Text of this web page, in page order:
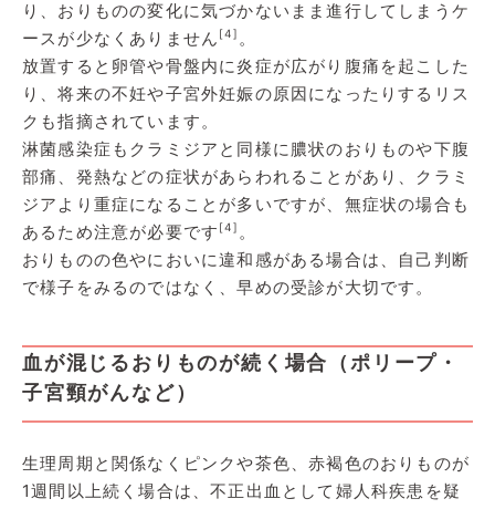
り、おりものの変化に気づかないまま進行してしまうケ
ースが少なくありません [4] 。
放置すると卵管や骨盤内に炎症が広がり腹痛を起こした
り、将来の不妊や子宮外妊娠の原因になったりするリス
クも指摘されています。
淋菌感染症もクラミジアと同様に膿状のおりものや下腹
部痛、発熱などの症状があらわれることがあり、クラミ
ジアより重症になることが多いですが、無症状の場合も
あるため注意が必要です [4] 。
おりものの色やにおいに違和感がある場合は、自己判断
で様子をみるのではなく、早めの受診が大切です。
血が混じるおりものが続く場合（ポリープ・
子宮頸がんなど）
生理周期と関係なくピンクや茶色、赤褐色のおりものが
1週間以上続く場合は、不正出血として婦人科疾患を疑